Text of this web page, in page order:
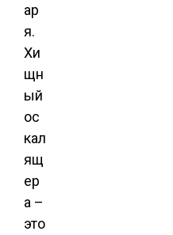
ар
я.
Хи
щн
ый
ос
кал
ящ
ер
а –
это